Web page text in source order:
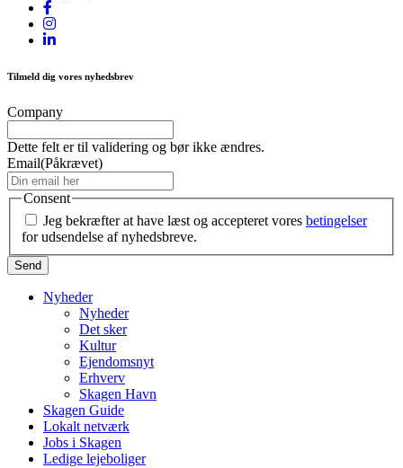
Tilmeld dig vores nyhedsbrev
Company
Dette felt er til validering og bør ikke ændres.
Email(Påkrævet)
Consent
Jeg bekræfter at have læst og accepteret vores betingelser
for udsendelse af nyhedsbreve.
Nyheder
Nyheder
Det sker
Kultur
Ejendomsnyt
Erhverv
Skagen Havn
Skagen Guide
Lokalt netværk
Jobs i Skagen
Ledige lejeboliger